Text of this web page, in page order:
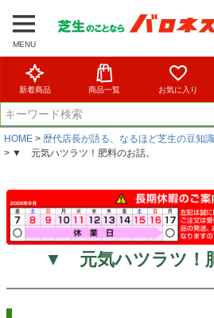
MENU
新着商品 商品一覧 お気に入り
HOME 歴代店長が語る、なるほど芝生の豆知識
▼ 元気ハツラツ！肥料のお話。
▼ 元気ハツラツ！